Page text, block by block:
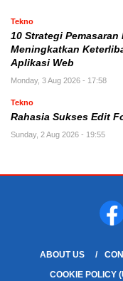
Tekno
10 Strategi
Meningkatkan
Aplikasi Web
Monday, 3 Aug 2026 - 17:58
Tekno
Rahasia Sukses Edit
Sunday, 2 Aug 2026 - 19:55
ABOUT US
COOKIE POLICY